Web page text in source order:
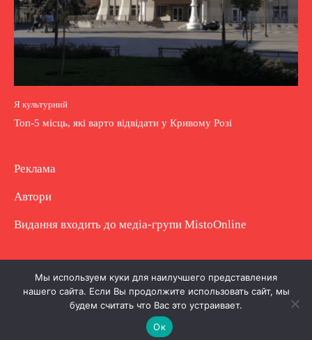
Я культурний
Топ-5 місць, які варто відвідати у Кривому Розі
Реклама
Автори
Видання входить до медіа-групи MistoOnline
Copyright © Повне використання матеріалу
заборонено. Частково можна з гіперпосиланням.
Мы используем куки для наилучшего представления
нашего сайта. Если Вы продолжите использовать сайт, мы
будем считать что Вас это устраивает.
Ок